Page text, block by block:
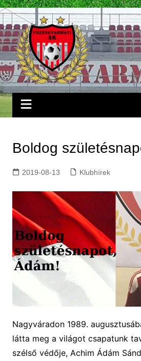
Skip
to
content
Boldog
2019-08-13 Klubhírek
Nagyváradon 1989.
látta meg a világot csapatunk
szélső védője, Achim Ádám